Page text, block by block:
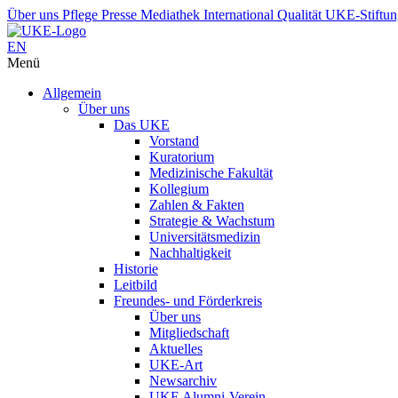
Über uns Pflege Presse Mediathek International Qualität UKE-
EN
Menü
Allgemein
Über uns
Das UKE
Vorstand
Kuratorium
Medizinische Fakultät
Kollegium
Zahlen & Fakten
Strategie & Wachstum
Universitätsmedizin
Nachhaltigkeit
Historie
Leitbild
Freundes- und Förderkreis
Über uns
Mitgliedschaft
Aktuelles
UKE-Art
Newsarchiv